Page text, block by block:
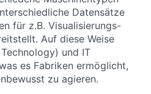
Datensätze
für z.B. Visualisierungs-
Auf diese Weise
und IT
es Fabriken ermöglicht,
zu agieren.